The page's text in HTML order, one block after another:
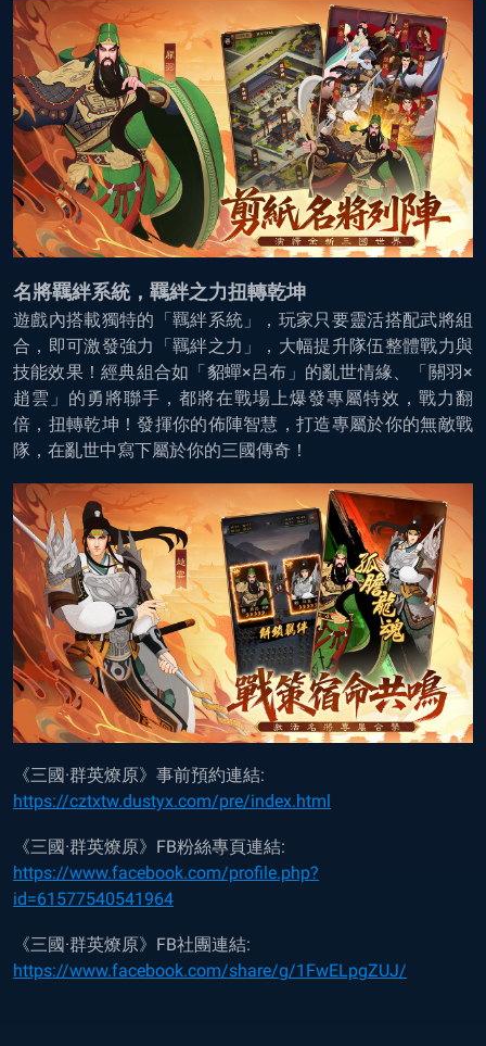
名將羈絆系統，羈絆之力扭轉乾坤
遊戲內搭載獨特的「羈絆系統」，玩家只要靈活搭配武將組
合，即可激發強力「羈絆之力」，大幅提升隊伍整體戰力與
技能效果！經典組合如「貂蟬×呂布」的亂世情緣、「關羽×
趙雲」的勇將聯手，都將在戰場上爆發專屬特效，戰力翻
倍，扭轉乾坤！發揮你的佈陣智慧，打造專屬於你的無敵戰
隊，在亂世中寫下屬於你的三國傳奇！
《三國·群英燎原》事前預約連結:
https://cztxtw.dustyx.com/pre/index.html
《三國·群英燎原》FB粉絲專頁連結:
https://www.facebook.com/profile.php?
id=61577540541964
《三國·群英燎原》FB社團連結:
https://www.facebook.com/share/g/1FwELpgZUJ/